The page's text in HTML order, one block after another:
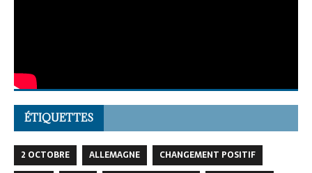
ÉTIQUETTES
2 OCTOBRE ALLEMAGNE
CHANGEMENT POSITIF